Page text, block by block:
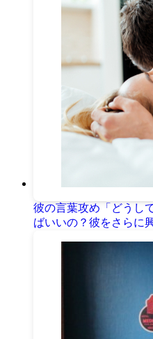
彼の言葉攻め「どうし
ばいいの？彼をさらに